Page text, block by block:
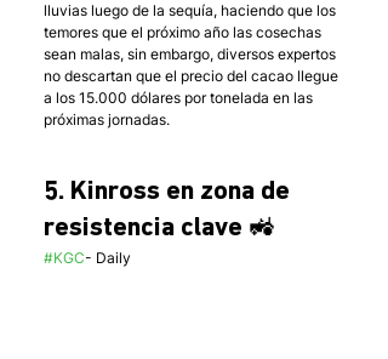
lluvias luego de la sequía, haciendo que los
temores que el próximo año las cosechas
sean malas, sin embargo, diversos expertos
no descartan que el precio del cacao llegue
a los 15.000 dólares por tonelada en las
próximas jornadas.
5. Kinross en zona de
resistencia clave 🚜
#KGC- Daily